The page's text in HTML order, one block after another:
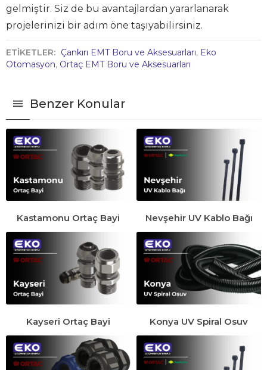
gelmiştir. Siz de bu avantajlardan yararlanarak
projelerinizi bir adım öne taşıyabilirsiniz.
ETİKETLER: Çankırı EMT Boru ve Aksesuarları, Eko
Otomasyon, Ortaç EMT Boru ve Aksesuarları
Benzer Konular
Kastamonu Ortaç Bayi Nevşehir UV Kablo Bağı
Kayseri Ortaç Bayi Konya UV Spiral Osuv